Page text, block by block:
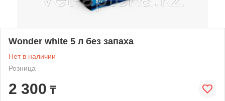
Wonder white 5 л без запаха
Нет в наличии
Розница
2 300 ₸